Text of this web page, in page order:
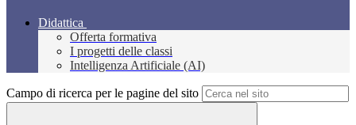
Didattica
Offerta formativa
I progetti delle classi
Intelligenza Artificiale (AI)
Campo di ricerca per le pagine del sito